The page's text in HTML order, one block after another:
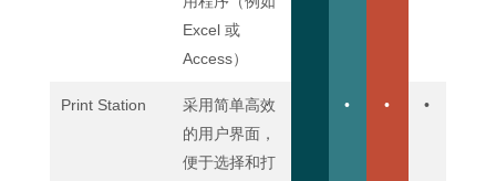
Excel 或
Access）
Print Station
采用简单高效
的用户界面，
便于选择和打
• • •